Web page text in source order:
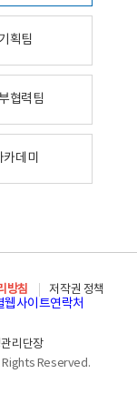
획팀
협력팀
데미
방침
저작권 정책
웹사이트연락처
리단장
Rights Reserved.